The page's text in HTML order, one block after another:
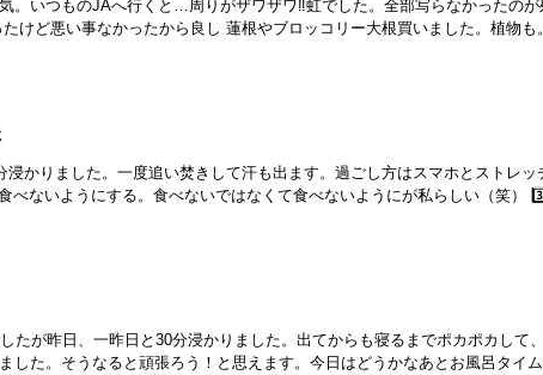
。いつものJAへ行くと…周りがザワザワ‼️虹でした。全部写らなかったの
けど悪い事なかったから良し 蓮根やブロッコリー大根買いました。植物
浸かりました。一度追い焚きして汗も出ます。過ごし方はスマホとストレ
べないようにする。食べないではなくて食べないようにが私らしい（笑）
たが昨日、一昨日と30分浸かりました。出てからも寝るまでポカポカして
した。そうなると頑張ろう！と思えます。今日はどうかなあとお風呂タイ